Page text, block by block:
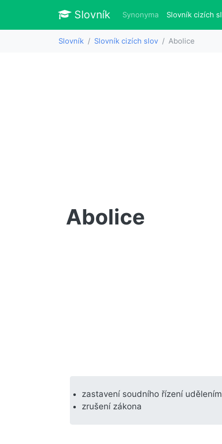
Slovník Slovník
Synonyma Slovník cizích
Slovník Slovník cizích slov Abolice
Abolice
zastavení soudního řízení
zrušení zákona